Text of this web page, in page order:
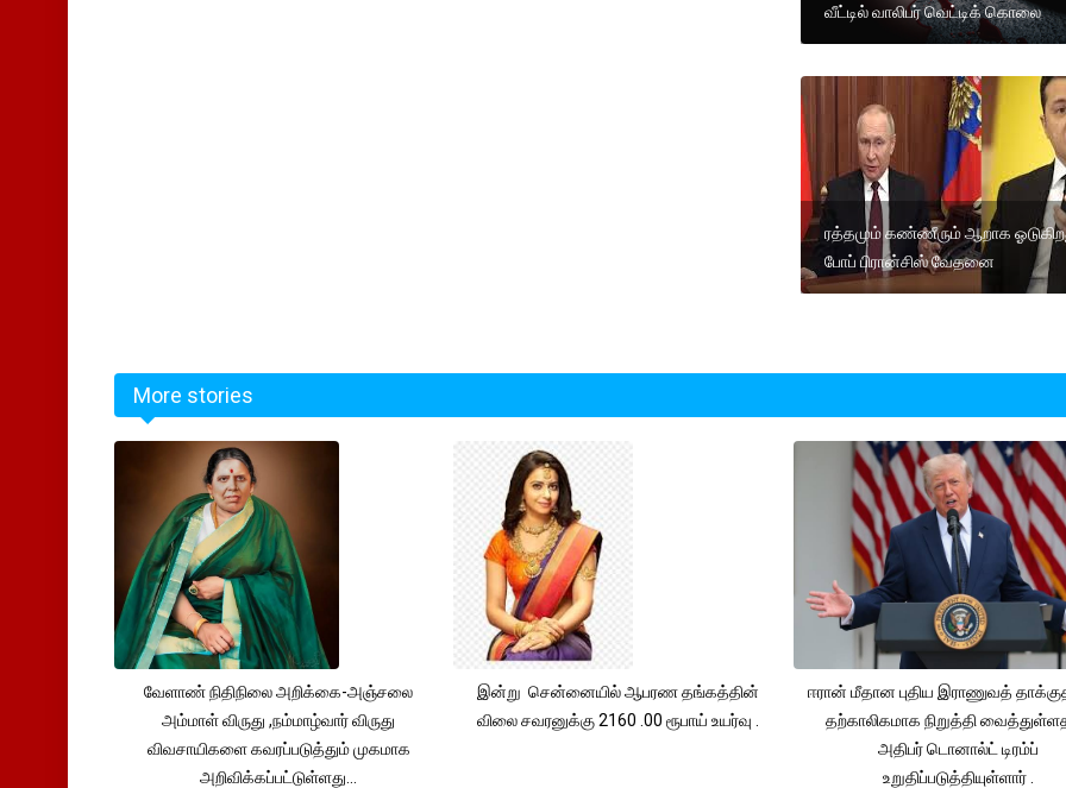
வீட்டில் வாலிபர் வெட்டிக் கொலை
ரத்தமும் கண்ணீரும் ஆறாக
போப் பிரான்சிஸ் வேதனை
More stories
வேளாண் நிதிநிலை அறிக்கை-அஞ்சலை
அம்மாள் விருது ,நம்மாழ்வார் விருது
விவசாயிகளை கவரப்படுத்தும் முகமாக
அறிவிக்கப்பட்டுள்ளது...
இன்று சென்னையில் ஆபரண தங்கத்தின்
விலை சவரனுக்கு 2160 .00 ரூபாய் உயர்வு .
ஈரான் மீதான புதிய இராணுவத்
தற்காலிகமாக நிறுத்தி
அதிபர் டொனால்ட் டிரம்ப்
உறுதிப்படுத்தியுள்ளார் .